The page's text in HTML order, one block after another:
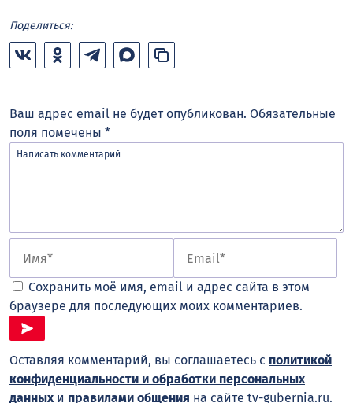
Поделиться:
Ваш адрес email не будет опубликован. Обязательные
поля помечены *
Сохранить моё имя, email и адрес сайта в этом
браузере для последующих моих комментариев.
Оставляя комментарий, вы соглашаетесь с политикой
конфиденциальности и обработки персональных
данныхи правилами общения на сайте tv-gubernia.ru.